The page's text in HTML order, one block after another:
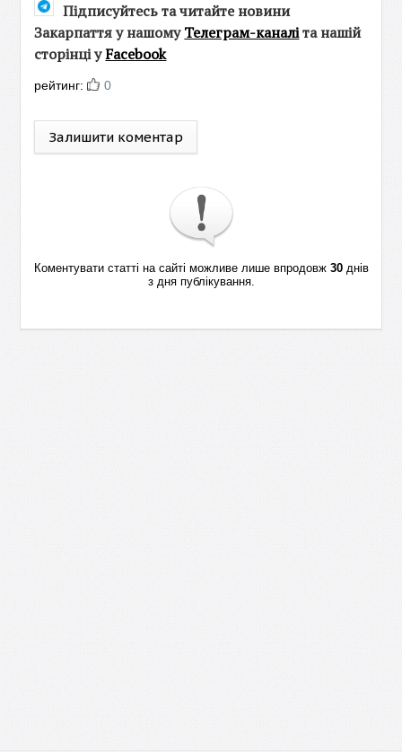
Підписуйтесь та читайте новини
Закарпаття у нашомуТелеграм-каналіта нашій
сторінці уFacebook
рейтинг: 0
Залишити коментар
Коментувати статті на сайті можливе лише впродовж 30днів
з дня публікування.